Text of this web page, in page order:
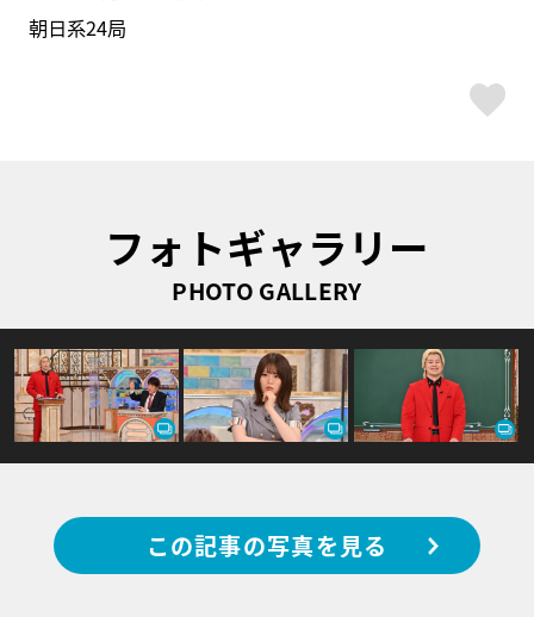
朝日系24局
フォトギャラリー
PHOTO GALLERY
この記事の写真を見る